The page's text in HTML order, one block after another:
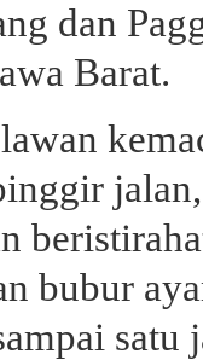
dan
Barat.
bubur